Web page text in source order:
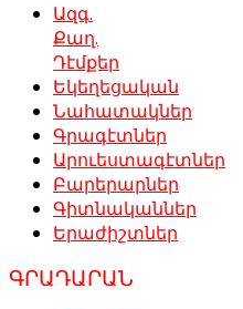
Ազգ.
Քաղ.
Դէմքեր
Եկեղեցական
Նահատակներ
Գրագէտներ
Արուեստագէտներ
Բարերարներ
Գիտնականներ
Երաժիշտներ
ԳՐԱԴԱՐԱՆ